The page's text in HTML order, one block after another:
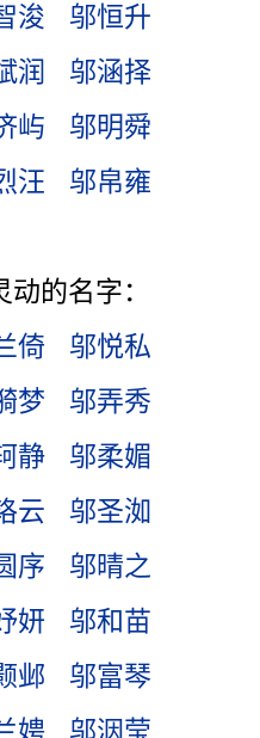
浚
邬恒升
润
邬涵择
屿
邬明舜
汪
邬帛雍
的名字：
倚
邬悦私
梦
邬弄秀
静
邬柔媚
云
邬圣洳
序
邬晴之
妍
邬和苗
邺
邬富琴
娉
邬洇莹